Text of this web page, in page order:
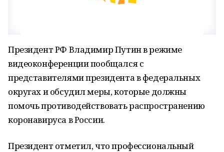
Президент РФ Владимир Путин в режиме
видеоконференции пообщался с
представителями президента в федеральных
округах и обсудил меры, которые должны
помочь противодействовать распространению
коронавируса в России.
Президент отметил, что профессиональный